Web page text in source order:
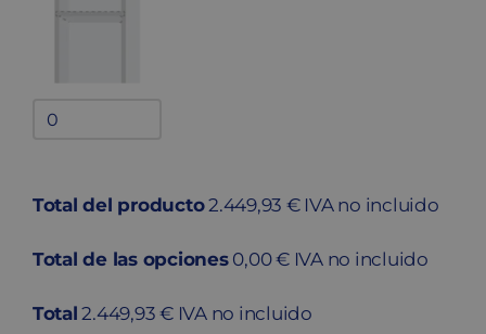
Bandejas
Total del producto2.449,93 € IVA no incluido
Total de las opciones 0,00 € IVA no incluido
Total 2.449,93 € IVA no incluido